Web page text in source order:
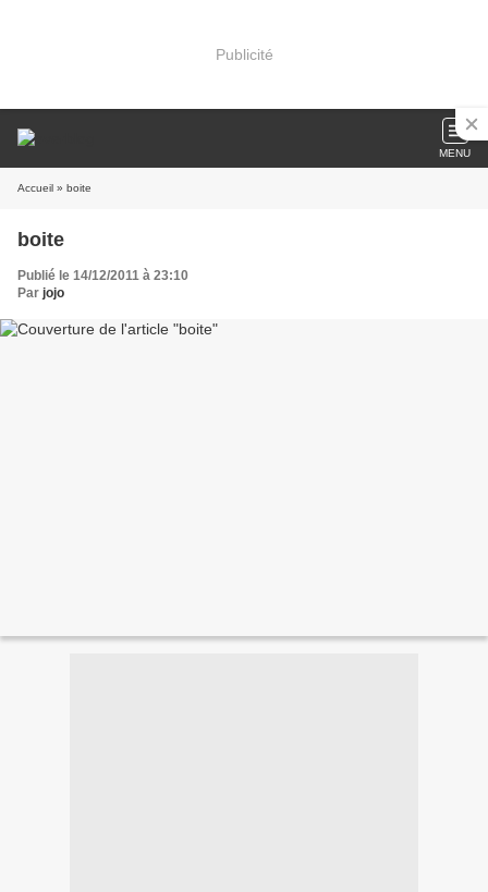
Publicité
MENU
Accueil » boite
boite
Publié le 14/12/2011 à 23:10
Par jojo